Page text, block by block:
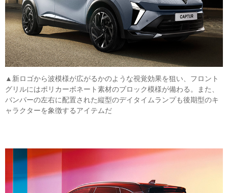
▲新ロゴから波模様が広がるかのような視覚効果を狙い、フロント
グリルにはポリカーボネート素材のブロック模様が備わる。また、
バンパーの左右に配置された縦型のデイタイムランプも後期型のキ
ャラクターを象徴するアイテムだ